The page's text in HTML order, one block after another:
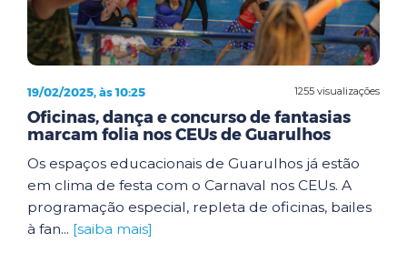
1255 visualizações
19/02/2025, às 10:25
Oficinas, dança e concurso de fantasias
marcam folia nos CEUs de Guarulhos
Os espaços educacionais de Guarulhos já estão
em clima de festa com o Carnaval nos CEUs. A
programação especial, repleta de oficinas, bailes
à fan... [saiba mais]